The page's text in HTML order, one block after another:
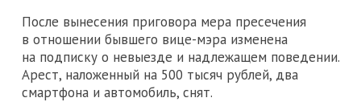
После вынесения приговора мера пресечения
в отношении бывшего вице-мэра изменена
на подписку о невыезде и надлежащем поведении.
Арест, наложенный на 500 тысяч рублей, два
смартфона и автомобиль, снят.